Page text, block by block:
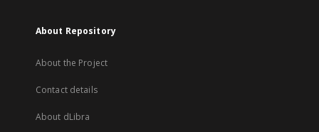
About Repository
About the Project
Contact details
About dLibra